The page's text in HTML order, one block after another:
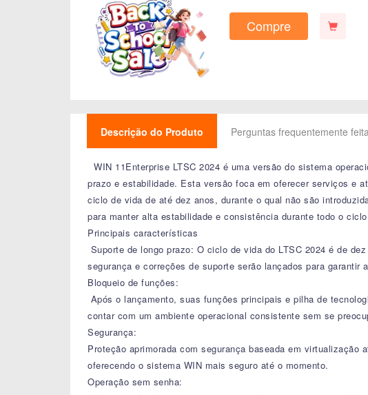
Compre
Descrição do Produto Perguntas frequentemente
WIN 11Enterprise LTSC 2024 é uma versão do sistema
prazo e estabilidade. Esta versão foca em oferecer serviços e
ciclo de vida de até dez anos, durante o qual não são
para manter alta estabilidade e consistência durante todo o
Principais características
Suporte de longo prazo: O ciclo de vida do LTSC 2024 é de
segurança e correções de suporte serão lançados para
Bloqueio de funções:
Após o lançamento, suas funções principais e pilha de
contar com um ambiente operacional consistente sem se
Segurança:
Proteção aprimorada com segurança baseada em virtualização
oferecendo o sistema WIN mais seguro até o momento.
Operação sem senha: